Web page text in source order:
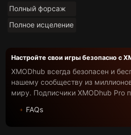
Полный форсаж
Полное исцеление
Настройте свои игры безопасно с
XMODhub всегда безопасен и
нашему сообществу из
миру. Подписчики XMODhub Pro
FAQs